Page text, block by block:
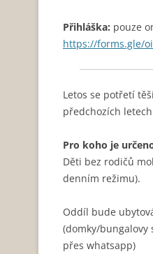
Přihláška: pouze
https://forms.gle/
Letos se potřetí
předchozích
Pro koho je
Děti bez rodičů
denním režimu).
Oddíl bude
(domky/bungalovy
přes whatsapp)